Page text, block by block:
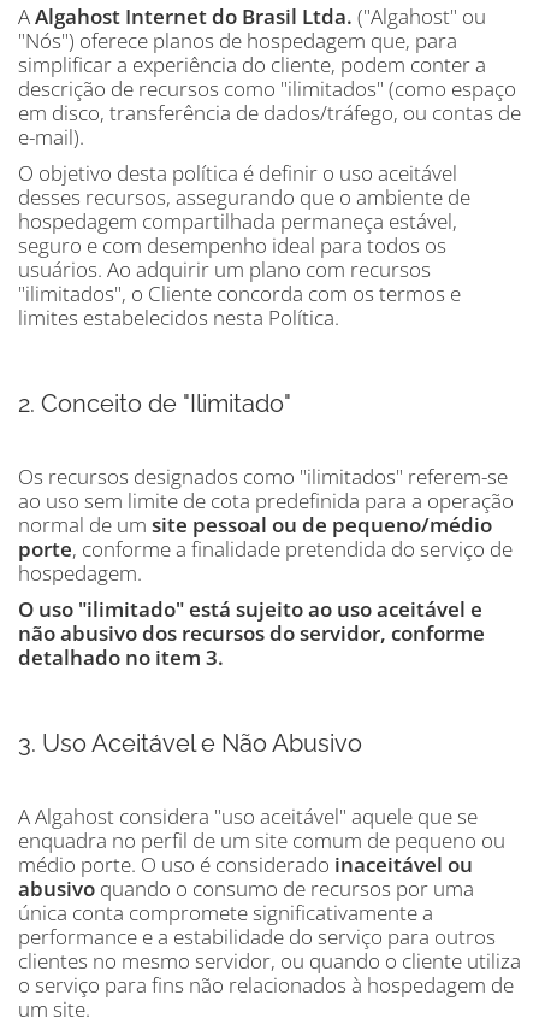
AAlgahost Internet do Brasil Ltda. ("Algahost" ou
"Nós") oferece planos de hospedagem que, para
simplificar a experiência do cliente, podem conter a
descrição de recursos como "ilimitados" (como espaço
em disco, transferência de dados/tráfego, ou contas de
e-mail).
O objetivo desta política é definir o uso aceitável
desses recursos, assegurando que o ambiente de
hospedagem compartilhada permaneça estável,
seguro e com desempenho ideal para todos os
usuários. Ao adquirir um plano com recursos
"ilimitados", o Cliente concorda com os termos e
limites estabelecidos nesta Política.
2. Conceito de "Ilimitado"
Os recursos designados como "ilimitados" referem-se
ao uso sem limite de cota predefinida para a operação
normal de um site pessoal ou de pequeno/médio
porte, conforme a finalidade pretendida do serviço de
hospedagem.
O uso "ilimitado" está sujeito ao uso aceitável e
não abusivo dos recursos do servidor, conforme
detalhado no item 3.
3. Uso Aceitável e Não Abusivo
A Algahost considera "uso aceitável" aquele que se
enquadra no perfil de um site comum de pequeno ou
médio porte. O uso é considerado inaceitável ou
abusivo quando o consumo de recursos por uma
única conta compromete significativamente a
performance e a estabilidade do serviço para outros
clientes no mesmo servidor, ou quando o cliente utiliza
o serviço para fins não relacionados à hospedagem de
um site.